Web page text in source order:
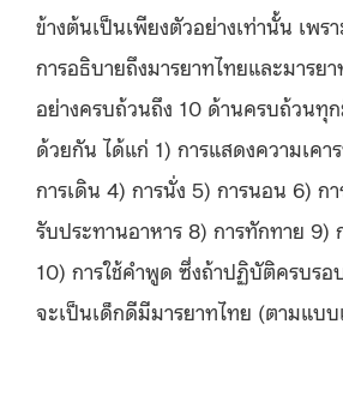
ข้างต้นเป็นเพียงตัวอย่างเท่านั้น เพร
การอธิบายถึงมารยาทไทยและมารย
อย่างครบถ้วนถึง 10 ด้านครบถ้วนทุก
ด้วยกัน ได้แก่ 1) การแสดงความเคา
การเดิน 4) การนั่ง 5) การนอน 6) ก
รับประทานอาหาร 8) การทักทาย 9)
10) การใช้คำพูด ซึ่งถ้าปฏิบัติครบร
จะเป็นเด็กดีมีมารยาทไทย (ตามแบ